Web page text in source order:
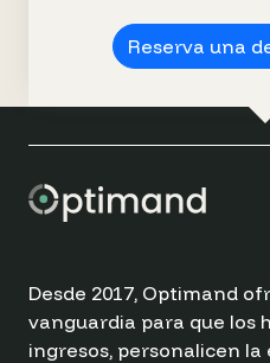
Reserva una
Desde 2017, Optimand
vanguardia para que los
ingresos, personalicen la